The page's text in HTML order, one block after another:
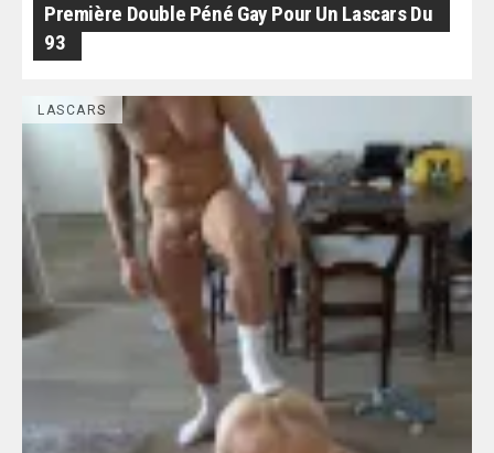
Première Double Péné Gay Pour Un Lascars Du
93
LASCARS